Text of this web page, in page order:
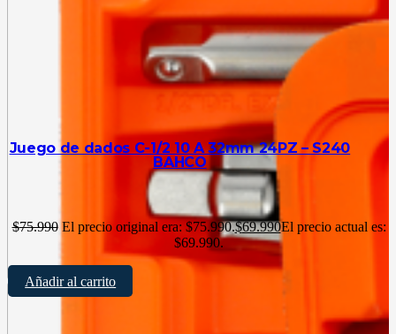
Juego de dados C-1/2 10 A 32mm 24PZ – S240
BAHCO
$75.990 El precio original era: $75.990.$69.990El precio actual es:
$69.990.
Añadir al carrito